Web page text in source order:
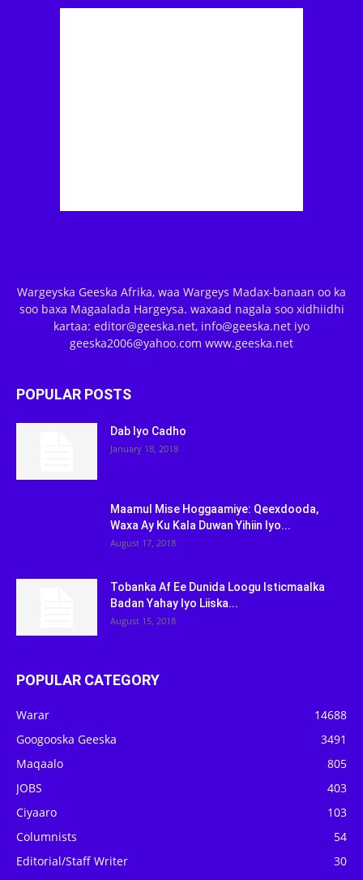
Wargeyska Geeska Afrika, waa Wargeys Madax-banaan oo ka
soo baxa Magaalada Hargeysa. waxaad nagala soo xidhiidhi
kartaa: editor@geeska.net, info@geeska.net iyo
geeska2006@yahoo.com www.geeska.net
POPULAR POSTS
Dab Iyo Cadho
January 18, 2018
Maamul Mise Hoggaamiye: Qeexdooda,
Waxa Ay Ku Kala Duwan Yihiin Iyo...
August 17, 2018
Tobanka Af Ee Dunida Loogu Isticmaalka
Badan Yahay Iyo Liiska...
August 15, 2018
POPULAR CATEGORY
Warar
14688
Googooska Geeska
3491
Maqaalo
805
JOBS
403
Ciyaaro
103
Columnists
54
Editorial/Staff Writer
30